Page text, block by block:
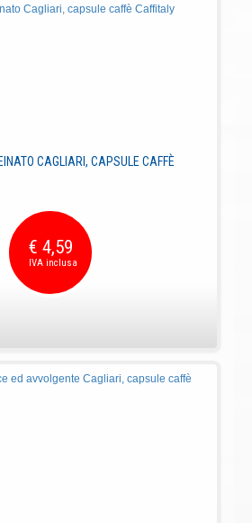
CAGLIARI, CAPSULE CAFFÈ
€ 4,59